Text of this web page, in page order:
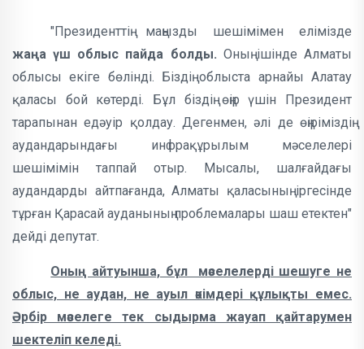
"Президенттің маңызды шешімімен елімізде
жаңа үш облыс пайда болды. Оның ішінде Алматы
облысы екіге бөлінді. Біздің облыста арнайы Алатау
қаласы бой көтерді. Бұл біздің өңір үшін Президент
тарапынан едәуір қолдау. Дегенмен, әлі де өңіріміздің
аудандарындағы инфрақұрылым мәселелері
шешімімін таппай отыр. Мысалы, шалғайдағы
аудандарды айтпағанда, Алматы қаласының іргесінде
тұрған Қарасай ауданының проблемалары шаш етектен"
дейді депутат.
Оның айтуынша, бұл мәселелерді шешуге не
облыс, не аудан, не ауыл әкімдері құлықты емес.
Әрбір мәселеге тек сыдырма жауап қайтарумен
шектеліп келеді.